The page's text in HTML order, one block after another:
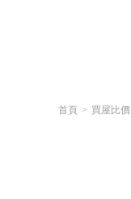
首頁 買屋比價